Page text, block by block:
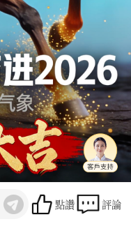
點讚 評論